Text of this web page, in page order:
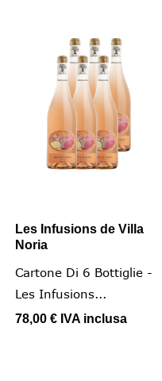
Les Infusions de Villa
Noria
Cartone Di 6 Bottiglie -
Les Infusions...
78,00 € IVA inclusa